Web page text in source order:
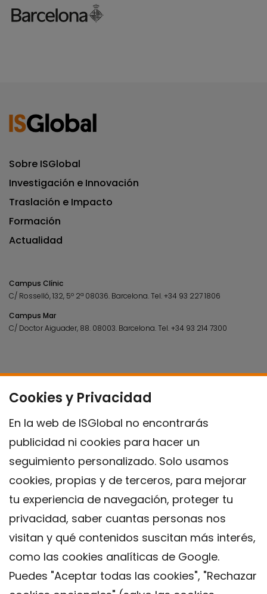
Cookies y Privacidad
En la web de ISGlobal no encontrarás
publicidad ni cookies para hacer un
seguimiento personalizado. Solo usamos
cookies, propias y de terceros, para mejorar
tu experiencia de navegación, proteger tu
privacidad, saber cuantas personas nos
visitan y qué contenidos suscitan más interés,
como las cookies analíticas de Google.
Puedes "Aceptar todas las cookies", "Rechazar
Sobre ISGlobal
Investigación e Innovación
Traslación e Impacto
Formación
Actualidad
Campus Clínic
C/ Rosselló, 132, 5º 2ª 08036. Barcelona.Tel.+34 93 227 1806
Campus Mar
C/ Doctor Aiguader, 88. 08003. Barcelona.Tel.+34 93 214 7300